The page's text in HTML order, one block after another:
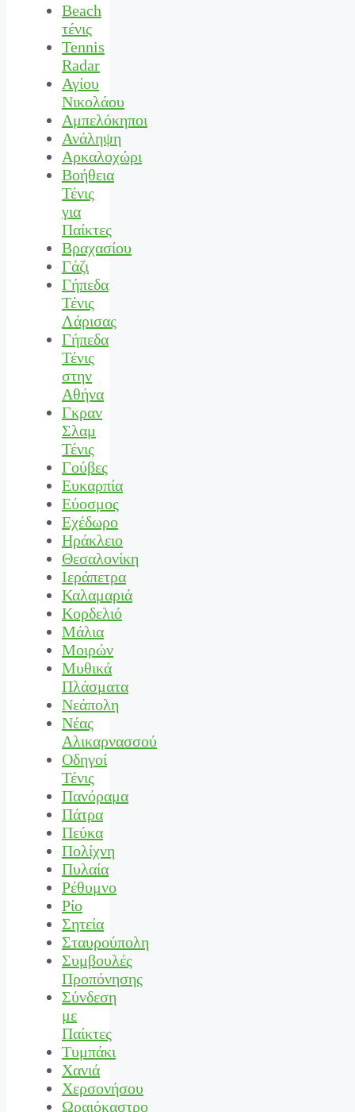
Beach
τένις
Tennis
Radar
Αγίου
Νικολάου
Αμπελόκηποι
Ανάληψη
Αρκαλοχώρι
Βοήθεια
Τένις
για
Παίκτες
Βραχασίου
Γάζι
Γήπεδα
Τένις
Λάρισας
Γήπεδα
Τένις
στην
Αθήνα
Γκραν
Σλαμ
Τένις
Γούβες
Ευκαρπία
Εύοσμος
Εχέδωρο
Ηράκλειο
Θεσαλονίκη
Ιεράπετρα
Καλαμαριά
Κορδελιό
Μάλια
Μοιρών
Μυθικά
Πλάσματα
Νεάπολη
Νέας
Αλικαρνασσού
Οδηγοί
Τένις
Πανόραμα
Πάτρα
Πεύκα
Πολίχνη
Πυλαία
Ρέθυμνο
Ρίο
Σητεία
Σταυρούπολη
Συμβουλές
Προπόνησης
Σύνδεση
με
Παίκτες
Τυμπάκι
Χανιά
Χερσονήσου
Ωραιόκαστρο